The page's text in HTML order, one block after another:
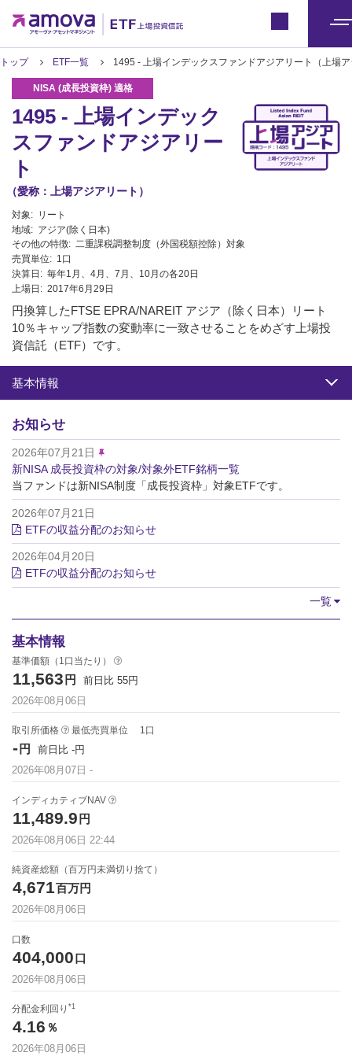
ETFトップ
ニ
トップ ETF一覧 1495 - 上場インデックスファンドアジアリート（上場
1495 - 上場インデック
スファンドアジアリー
ト
（愛称：上場アジアリート）
対象: リート
地域: アジア(除く日本)
その他の特徴: 二重課税調整制度（外国税額控除）対象
売買単位: 1口
決算日: 毎年1月、4月、7月、10月の各20日
上場日: 2017年6月29日
円換算したFTSE EPRA/NAREIT アジア（除く日本）リート
10％キャップ指数の変動率に一致させることをめざす上場投
資信託（ETF）です。
基本情報
お知らせ
2026年07月21日
新NISA 成長投資枠の対象/対象外ETF銘柄一覧
当ファンドは新NISA制度「成長投資枠」対象ETFです。
2026年07月21日
ETFの収益分配のお知らせ
2026年04月20日
ETFの収益分配のお知らせ
一覧
基本情報
基準価額（1口当たり）
11,563 円 前日比 55円
2026年08月06日
取引所価格 最低売買単位 1口
- 円 前日比 -円
2026年08月07日 -
インディカティブNAV
11,489.9 円
2026年08月06日 22:44
純資産総額（百万円未満切り捨て）
4,671百万円
2026年08月06日
口数
404,000口
2026年08月06日
分配金利回り *1
4.16 ％
2026年08月06日